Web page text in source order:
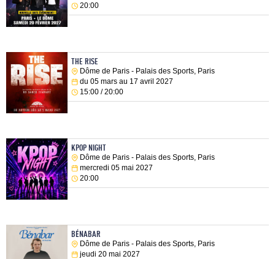
20:00
THE RISE
Dôme de Paris - Palais des Sports, Paris
du 05 mars au 17 avril 2027
15:00 / 20:00
KPOP NIGHT
Dôme de Paris - Palais des Sports, Paris
mercredi 05 mai 2027
20:00
BÉNABAR
Dôme de Paris - Palais des Sports, Paris
jeudi 20 mai 2027